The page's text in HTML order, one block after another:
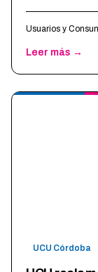
Usuarios y
Leer más →
UCU Córdoba